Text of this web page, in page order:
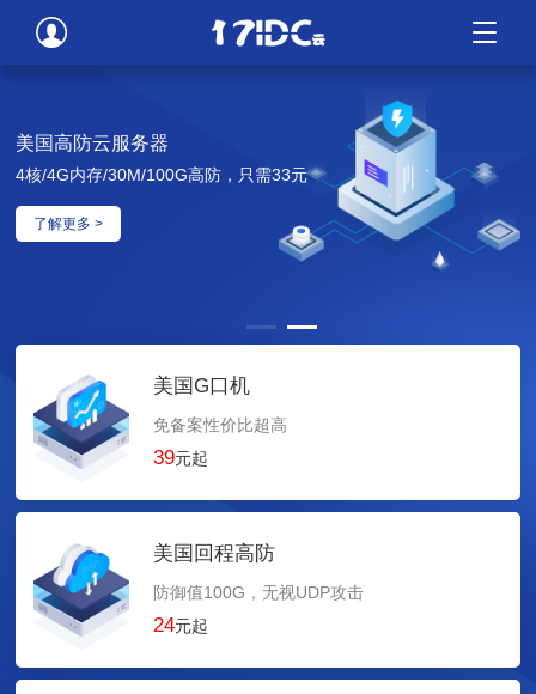
美国高防云服务器
4核/4G内存/30M/100G高防，只需33元
了解更多 >
美国G口机
免备案性价比超高
39元起
美国回程高防
防御值100G，无视UDP攻击
24元起